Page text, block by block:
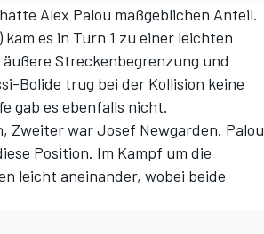
Alex Palou maßgeblichen Anteil.
es in Turn 1 zu einer leichten
Streckenbegrenzung und
Bolide trug bei der Kollision keine
gab es ebenfalls nicht.
Zweiter war Josef Newgarden. Palou
Position. Im Kampf um die
leicht aneinander, wobei beide